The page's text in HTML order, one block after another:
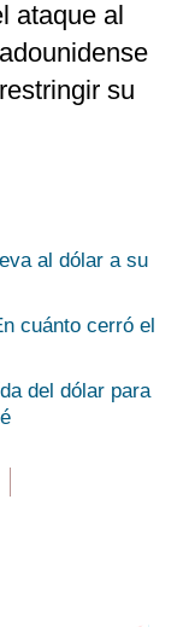
ataque al
su
al dólar a su
cuánto cerró el
del dólar para